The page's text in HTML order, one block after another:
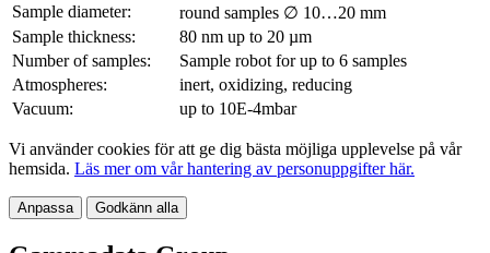
Sample diameter:
round samples ∅ 10…20 mm
Sample thickness:
80 nm up to 20 µm
Number of samples:
Sample robot for up to 6 samples
Atmospheres:
inert, oxidizing, reducing
Vacuum:
up to 10E-4mbar
Vi använder cookies för att ge dig bästa möjliga upplevelse på vår
hemsida. Läs mer om vår hantering av personuppgifter här.
Anpassa Godkänn alla